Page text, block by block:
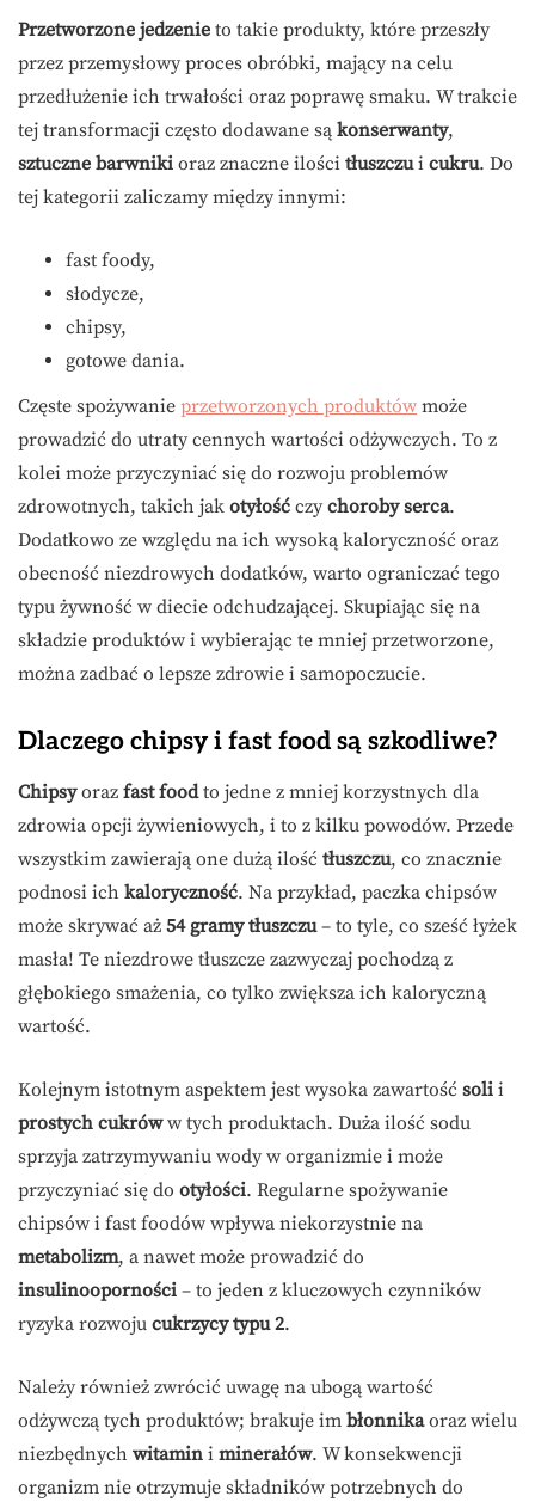
Przetworzone jedzenie to takie produkty, które przeszły
przez przemysłowy proces obróbki, mający na celu
przedłużenie ich trwałości oraz poprawę smaku. W trakcie
tej transformacji często dodawane są konserwanty,
sztuczne barwniki oraz znaczne ilości tłuszczui cukru. Do
tej kategorii zaliczamy między innymi:
fast foody,
słodycze,
chipsy,
gotowe dania.
Częste spożywanie przetworzonych produktów może
prowadzić do utraty cennych wartości odżywczych. To z
kolei może przyczyniać się do rozwoju problemów
zdrowotnych, takich jak otyłość czy choroby serca.
Dodatkowo ze względu na ich wysoką kaloryczność oraz
obecność niezdrowych dodatków, warto ograniczać tego
typu żywność w diecie odchudzającej. Skupiając się na
składzie produktów i wybierając te mniej przetworzone,
można zadbać o lepsze zdrowie i samopoczucie.
Dlaczego chipsy i fast food są szkodliwe?
Chipsyoraz fast foodto jedne z mniej korzystnych dla
zdrowia opcji żywieniowych, i to z kilku powodów. Przede
wszystkim zawierają one dużą ilość tłuszczu, co znacznie
podnosi ich kaloryczność. Na przykład, paczka chipsów
może skrywać aż 54 gramy tłuszczu– to tyle, co sześć łyżek
masła! Te niezdrowe tłuszcze zazwyczaj pochodzą z
głębokiego smażenia, co tylko zwiększa ich kaloryczną
wartość.
Kolejnym istotnym aspektem jest wysoka zawartość soli i
prostych cukróww tych produktach. Duża ilość sodu
sprzyja zatrzymywaniu wody w organizmie i może
przyczyniać się do otyłości. Regularne spożywanie
chipsów i fast foodów wpływa niekorzystnie na
metabolizm, a nawet może prowadzić do
insulinooporności – to jeden z kluczowych czynników
ryzyka rozwoju cukrzycy typu 2.
Należy również zwrócić uwagę na ubogą wartość
odżywczą tych produktów; brakuje im błonnikaoraz wielu
niezbędnych witamin i minerałów. W konsekwencji
organizm nie otrzymuje składników potrzebnych do